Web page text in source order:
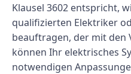
Klausel 3602 entspricht,
qualifizierten Elektriker
beauftragen, der mit den
können Ihr elektrisches
notwendigen